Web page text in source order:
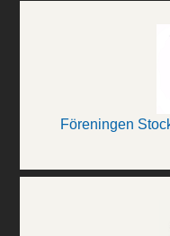
Föreningen